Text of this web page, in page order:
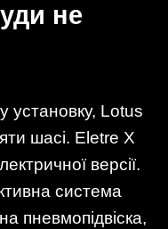
не
установку, Lotus
шасі. Eletre X
версії.
система
пневмопідвіска,